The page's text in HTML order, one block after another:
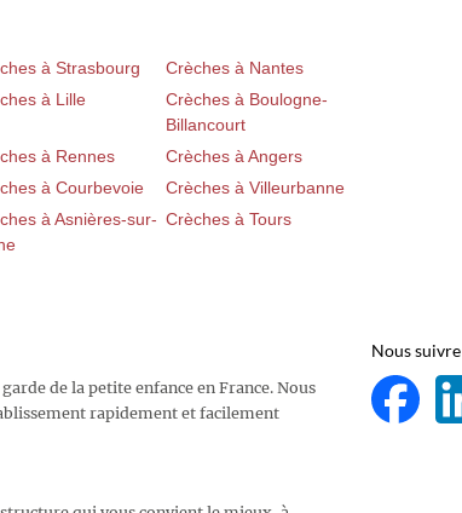
à Strasbourg
Crèches à Nantes
à Lille
Crèches à Boulogne-
Billancourt
à Rennes
Crèches à Angers
à Courbevoie
Crèches à Villeurbanne
à Asnières-sur- Crèches à Tours
de la petite enfance en France. Nous
rapidement et facilement
Nous suivre